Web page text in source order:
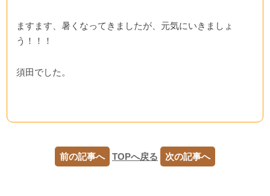
ますます、暑くなってきましたが、元気にいきましょ
う！！！
須田でした。
前の記事へ TOPへ戻る 次の記事へ